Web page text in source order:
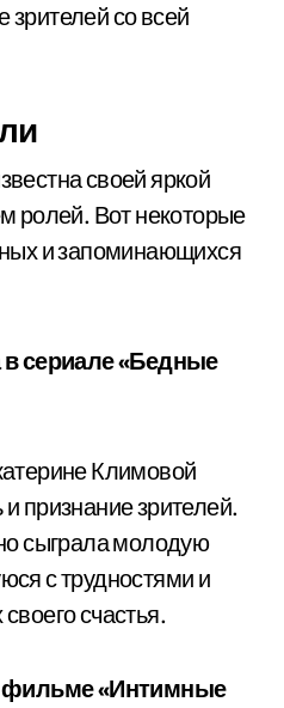
со всей
своей яркой
ролей. Вот некоторые
и запоминающихся
в сериале «Бедные
Климовой
признание зрителей.
сыграла молодую
с трудностями и
счастья.
фильме «Интимные